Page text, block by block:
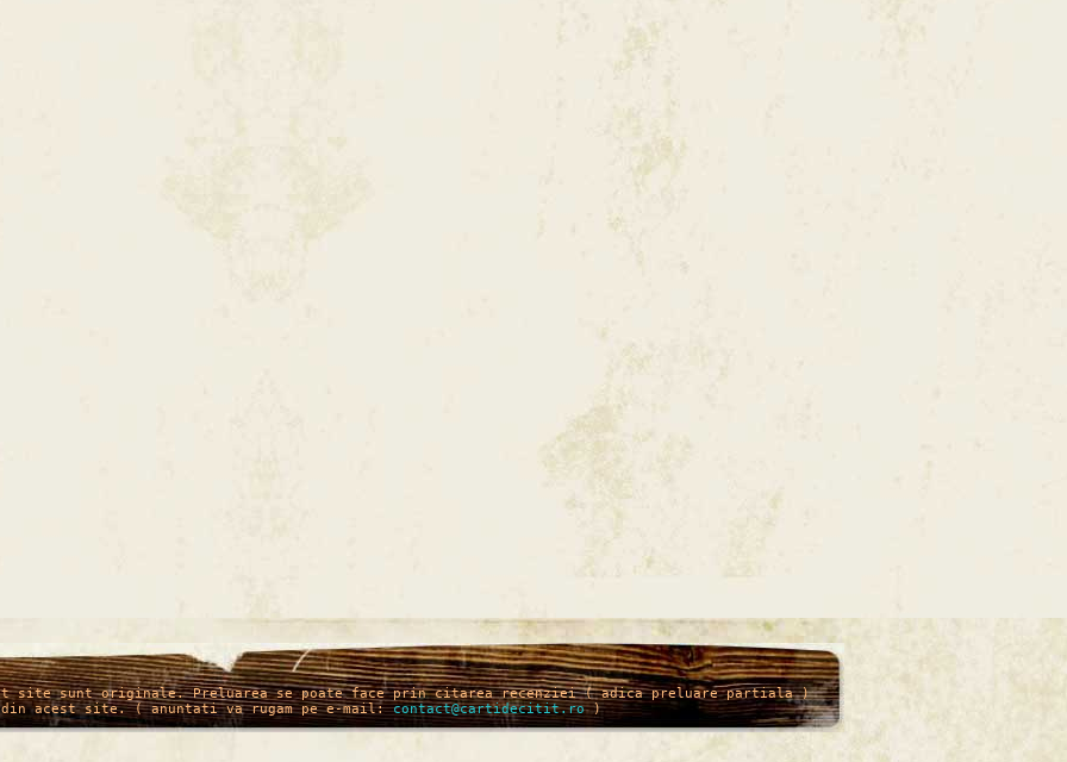
site sunt originale. Preluarea se poate face prin citarea recenziei ( adica preluare partiala )
acest site. ( anuntati va rugam pe e-mail:contact@cartidecitit.ro)